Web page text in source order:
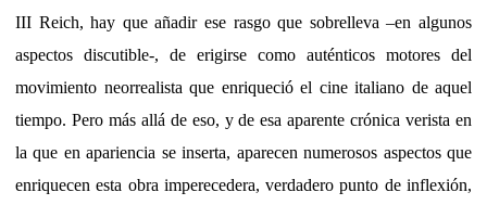
III Reich, hay que añadir ese rasgo que sobrelleva –en algunos
aspectos discutible-, de erigirse como auténticos motores del
movimiento neorrealista que enriqueció el cine italiano de aquel
tiempo. Pero más allá de eso, y de esa aparente crónica verista en
la que en apariencia se inserta, aparecen numerosos aspectos que
enriquecen esta obra imperecedera, verdadero punto de inflexión,